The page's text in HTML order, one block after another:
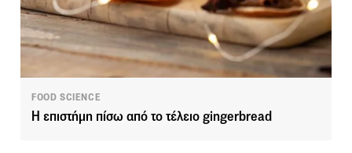
FOOD SCIENCE
Η επιστήμη πίσω από το τέλειο gingerbread